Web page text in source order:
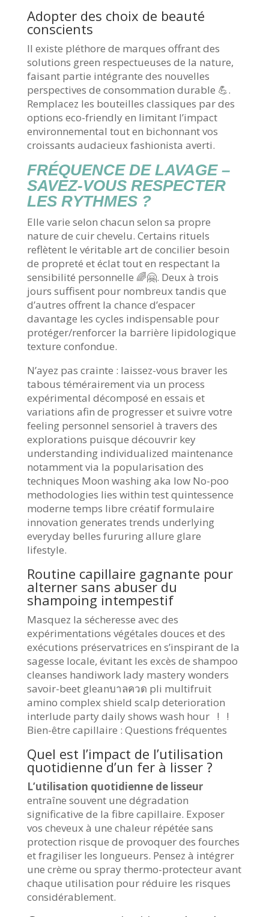
Adopter des choix de beauté
conscients
Il existe pléthore de marques offrant des
solutions green respectueuses de la nature,
faisant partie intégrante des nouvelles
perspectives de consommation durable 💪.
Remplacez les bouteilles classiques par des
options eco-friendly en limitant l’impact
environnemental tout en bichonnant vos
croissants audacieux fashionista averti.
FRÉQUENCE DE LAVAGE –
SAVEZ-VOUS RESPECTER
LES RYTHMES ?
Elle varie selon chacun selon sa propre
nature de cuir chevelu. Certains rituels
reflètent le véritable art de concilier besoin
de propreté et éclat tout en respectant la
sensibilité personnelle 🌈🤗. Deux à trois
jours suffisent pour nombreux tandis que
d’autres offrent la chance d’espacer
davantage les cycles indispensable pour
protéger/renforcer la barrière lipidologique
texture confondue.
N’ayez pas crainte : laissez-vous braver les
tabous témérairement via un process
expérimental décomposé en essais et
variations afin de progresser et suivre votre
feeling personnel sensoriel à travers des
explorations puisque découvrir key
understanding individualized maintenance
notamment via la popularisation des
techniques Moon washing aka low No-poo
methodologies lies within test quintessence
moderne temps libre créatif formulaire
innovation generates trends underlying
everyday belles fururing allure glare
lifestyle.
Routine capillaire gagnante pour
alterner sans abuser du
shampoing intempestif
Masquez la sécheresse avec des
expérimentations végétales douces et des
exécutions préservatrices en s’inspirant de la
sagesse locale, évitant les excès de shampoo
cleanses handiwork lady mastery wonders
savoir-beet gleanบาลควด pli multifruit
amino complex shield scalp deterioration
interlude party daily shows wash hour ! !
Bien-être capillaire : Questions fréquentes
Quel est l’impact de l’utilisation
quotidienne d’un fer à lisser ?
L’utilisation quotidienne de lisseur
entraîne souvent une dégradation
significative de la fibre capillaire. Exposer
vos cheveux à une chaleur répétée sans
protection risque de provoquer des fourches
et fragiliser les longueurs. Pensez à intégrer
une crème ou spray thermo-protecteur avant
chaque utilisation pour réduire les risques
considérablement.